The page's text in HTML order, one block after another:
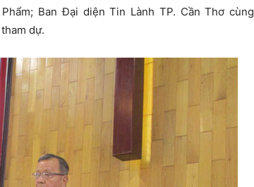
Ban Đại diện Tin Lành TP. Cần Thơ cùng
dự.